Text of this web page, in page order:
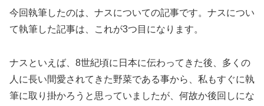
今回執筆したのは、ナスについての記事です。ナスについ
て執筆した記事は、これが3つ目になります。
ナスといえば、8世紀頃に日本に伝わってきた後、多くの
人に長い間愛されてきた野菜である事から、私もすぐに執
筆に取り掛かろうと思っていましたが、何故か後回しにな